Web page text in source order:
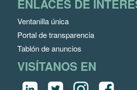
ENLACES DE
Ventanilla única
Portal de transparencia
Tablón de anuncios
VISÍTANOS EN